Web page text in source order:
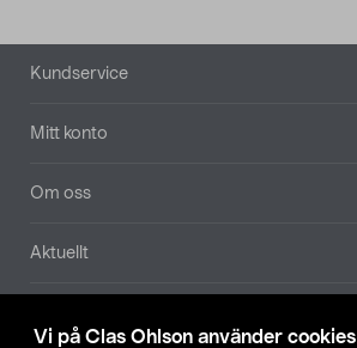
Vi på Clas Ohlson använder cookies
Sidfot
Kundservice
Mitt konto
Om oss
Aktuellt